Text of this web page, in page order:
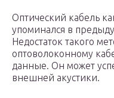
Оптический кабель
упоминался в
Недостаток такого
оптоволоконному
данные. Он может
внешней акустики.